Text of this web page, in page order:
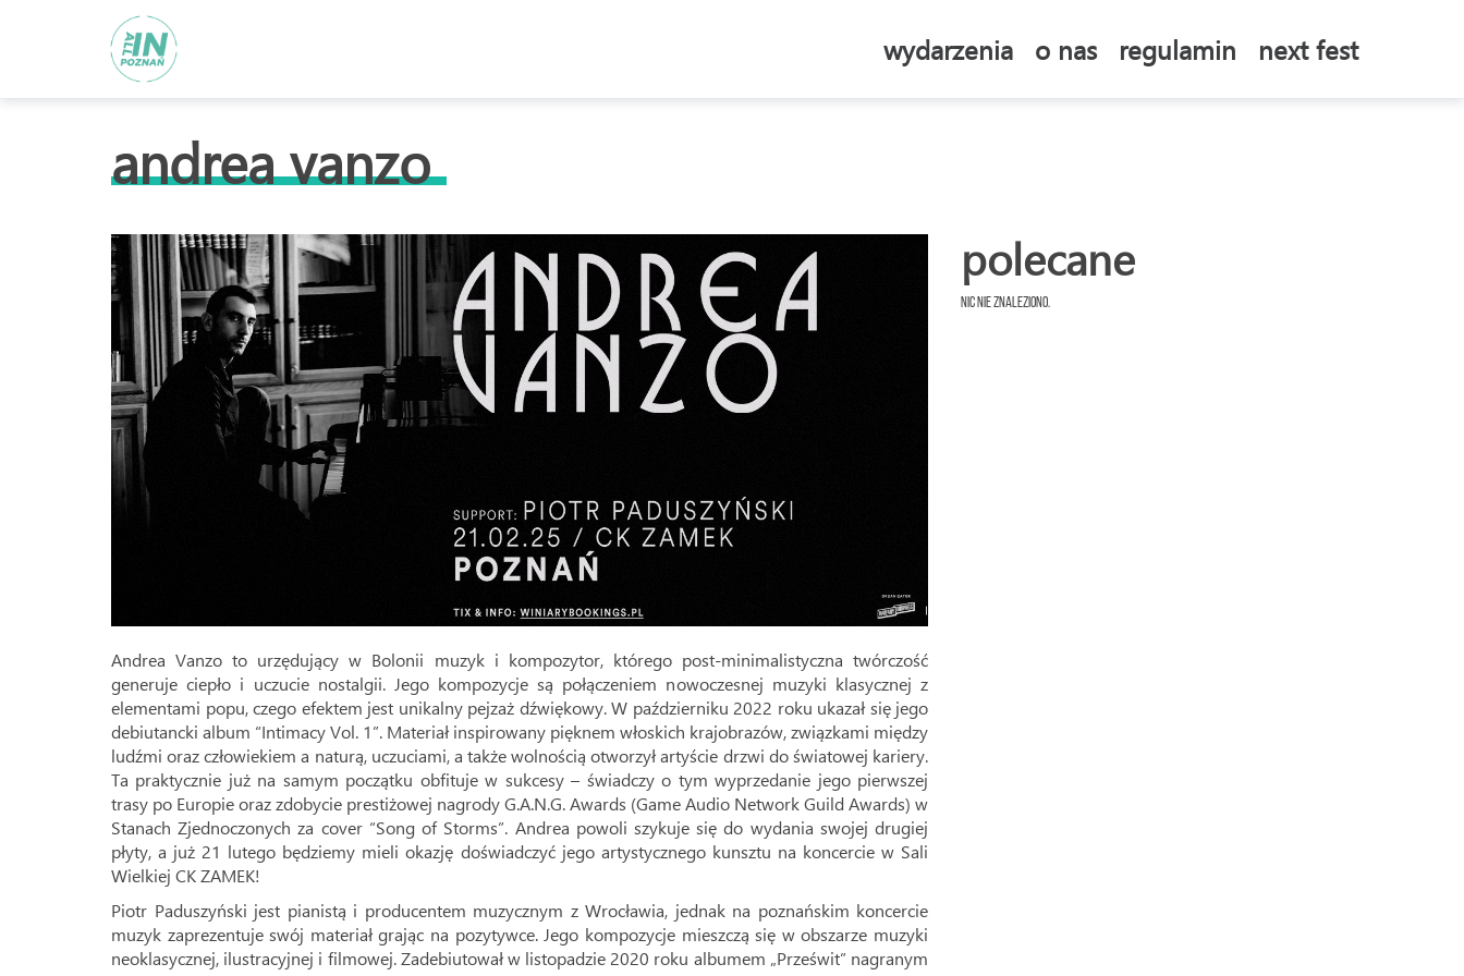
wydarzenia o nas regulamin next fest
andrea vanzo
Andrea Vanzo to urzędujący w Bolonii muzyk i kompozytor, którego post-minimalistyczna twórczość
generuje ciepło i uczucie nostalgii. Jego kompozycje są połączeniem nowoczesnej muzyki klasycznej z
elementami popu, czego efektem jest unikalny pejzaż dźwiękowy. W październiku 2022 roku ukazał się jego
debiutancki album “Intimacy Vol. 1”. Materiał inspirowany pięknem włoskich krajobrazów, związkami między
ludźmi oraz człowiekiem a naturą, uczuciami, a także wolnością otworzył artyście drzwi do światowej kariery.
Ta praktycznie już na samym początku obfituje w sukcesy – świadczy o tym wyprzedanie jego pierwszej
trasy po Europie oraz zdobycie prestiżowej nagrody G.A.N.G. Awards (Game Audio Network Guild Awards) w
Stanach Zjednoczonych za cover “Song of Storms”. Andrea powoli szykuje się do wydania swojej drugiej
płyty, a już 21 lutego będziemy mieli okazję doświadczyć jego artystycznego kunsztu na koncercie w Sali
Wielkiej CK ZAMEK!
Piotr Paduszyński jest pianistą i producentem muzycznym z Wrocławia, jednak na poznańskim koncercie
muzyk zaprezentuje swój materiał grając na pozytywce. Jego kompozycje mieszczą się w obszarze muzyki
neoklasycznej, ilustracyjnej i filmowej. Zadebiutował w listopadzie 2020 roku albumem „Prześwit” nagranym
polecane
Nic nie znaleziono.